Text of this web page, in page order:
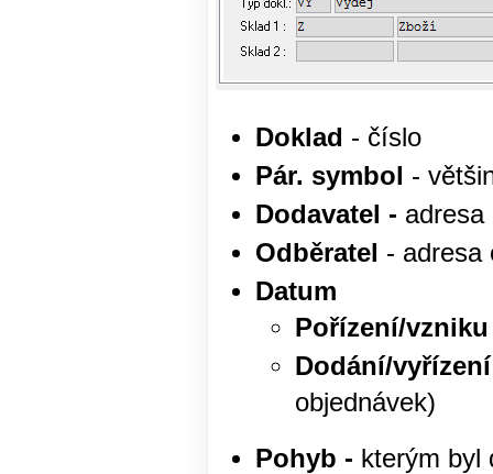
Doklad - číslo
Pár. symbol -
Dodavatel -
Odběratel - adresa
Datum
Pořízení/vzniku
Dodání/vyřízení
objednávek)
Pohyb - kterým byl